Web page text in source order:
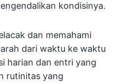
kondisinya.
dan memahami
dari waktu ke waktu
harian dan entri yang
rutinitas yang